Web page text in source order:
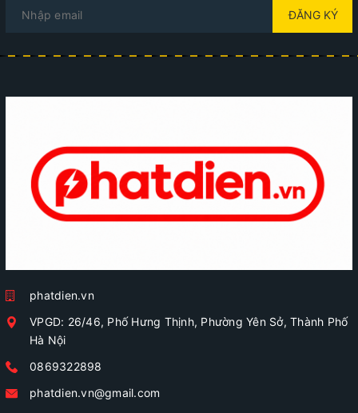
ĐĂNG KÝ
phatdien.vn
VPGD: 26/46, Phố Hưng Thịnh, Phường Yên Sở, Thành Phố
Hà Nội
0869322898
phatdien.vn@gmail.com